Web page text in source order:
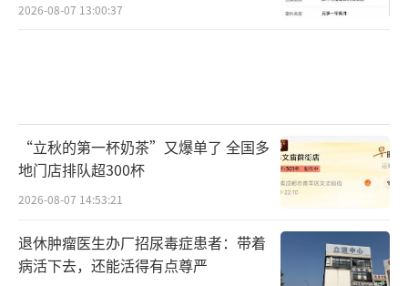
2026-08-07 13:00:37
“立秋的第一杯奶茶”又爆单了 全国多
地门店排队超300杯
2026-08-07 14:53:21
退休肿瘤医生办厂招尿毒症患者：带着
病活下去，还能活得有点尊严